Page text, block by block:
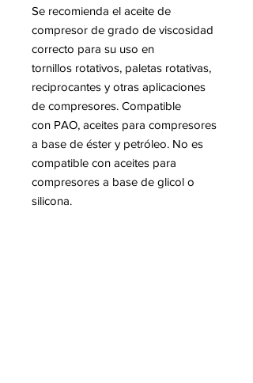
Se recomienda el aceite de
compresor de grado de viscosidad
correcto para su uso en
tornillos rotativos, paletas rotativas,
reciprocantes y otras aplicaciones
de compresores. Compatible
con PAO, aceites para compresores
a base de éster y petróleo. No es
compatible con aceites para
compresores a base de glicol o
silicona.